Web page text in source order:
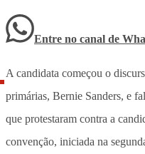
Entre no canal de
A candidata começou o
primárias, Bernie Sanders, e
que protestaram contra a
convenção, iniciada na